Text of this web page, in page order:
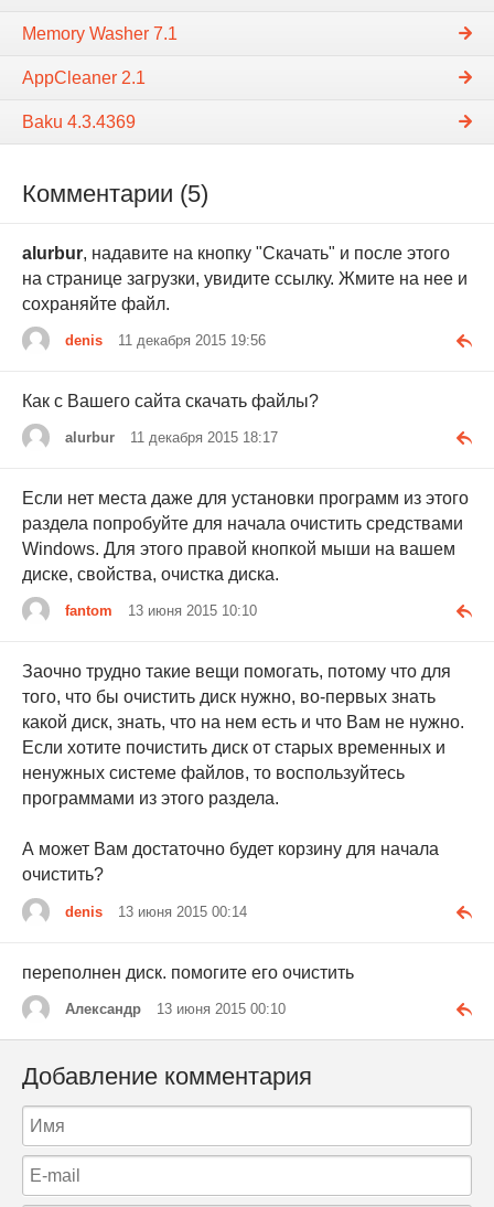
Memory Washer 7.1
AppCleaner 2.1
Baku 4.3.4369
Комментарии (5)
alurbur, надавите на кнопку "Скачать" и после этого
на странице загрузки, увидите ссылку. Жмите на нее и
сохраняйте файл.
denis 11 декабря 2015 19:56
Как с Вашего сайта скачать файлы?
alurbur 11 декабря 2015 18:17
Если нет места даже для установки программ из этого
раздела попробуйте для начала очистить средствами
Windows. Для этого правой кнопкой мыши на вашем
диске, свойства, очистка диска.
fantom 13 июня 2015 10:10
Заочно трудно такие вещи помогать, потому что для
того, что бы очистить диск нужно, во-первых знать
какой диск, знать, что на нем есть и что Вам не нужно.
Если хотите почистить диск от старых временных и
ненужных системе файлов, то воспользуйтесь
программами из этого раздела.
А может Вам достаточно будет корзину для начала
очистить?
denis 13 июня 2015 00:14
переполнен диск. помогите его очистить
Александр 13 июня 2015 00:10
Добавление комментария